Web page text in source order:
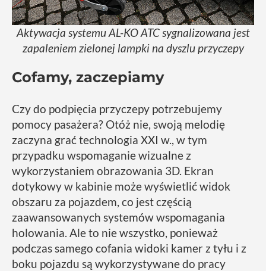
Aktywacja systemu AL-KO ATC sygnalizowana jest
zapaleniem zielonej lampki na dyszlu przyczepy
Cofamy, zaczepiamy
Czy do podpięcia przyczepy potrzebujemy
pomocy pasażera? Otóż nie, swoją melodię
zaczyna grać technologia XXI w., w tym
przypadku wspomaganie wizualne z
wykorzystaniem obrazowania 3D. Ekran
dotykowy w kabinie może wyświetlić widok
obszaru za pojazdem, co jest częścią
zaawansowanych systemów wspomagania
holowania. Ale to nie wszystko, ponieważ
podczas samego cofania widoki kamer z tyłu i z
boku pojazdu są wykorzystywane do pracy